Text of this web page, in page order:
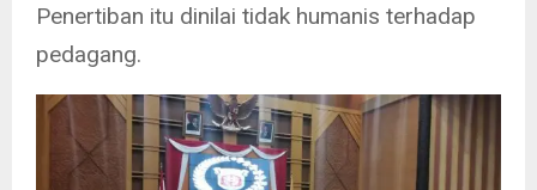
Penertiban itu dinilai tidak humanis terhadap
pedagang.